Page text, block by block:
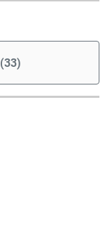
(33)